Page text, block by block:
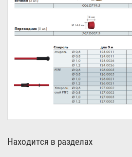
Находится в разделах